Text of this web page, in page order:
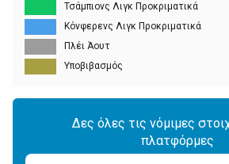
Τσάμπιονς Λιγκ Προκριματικά
Κόνφερενς Λιγκ Προκριματικά
Πλέι Άουτ
Υποβιβασμός
Δες όλες τις νόμιμες
πλατφόρμες